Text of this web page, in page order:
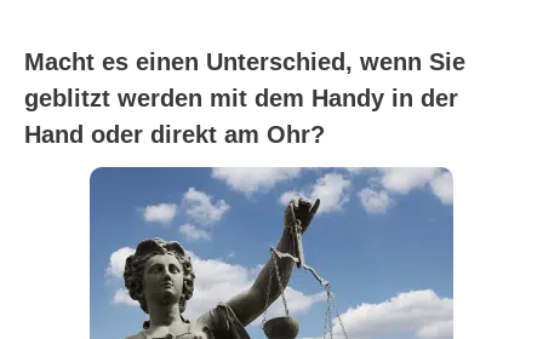
Macht es einen Unterschied, wenn Sie
geblitzt werden mit dem Handy in der
Hand oder direkt am Ohr?